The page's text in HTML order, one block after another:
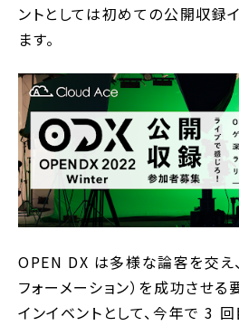
ントとしては初めての公開収録
ます。
OPEN DX は多様な論客を交え
フォーメーション）を成功させ
インイベントとして、今年で 3